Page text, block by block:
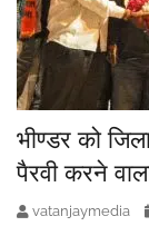
भीण्डर को
पैरवी करने
vatanjaymedia